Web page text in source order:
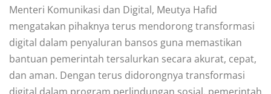
Menteri Komunikasi dan Digital, Meutya Hafid
mengatakan pihaknya terus mendorong transformasi
digital dalam penyaluran bansos guna memastikan
bantuan pemerintah tersalurkan secara akurat, cepat,
dan aman. Dengan terus didorongnya transformasi